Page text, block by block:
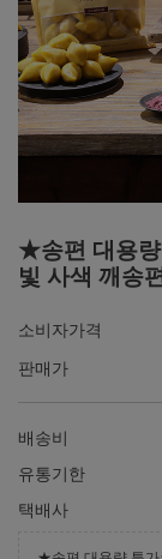
★송편 대용
빛 사색 깨송
소비자가격
판매가
배송비
유통기한
택배사